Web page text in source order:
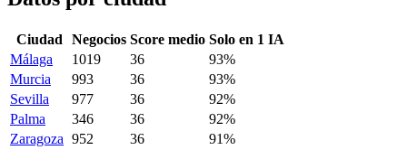
Ciudad Negocios Score medio Solo en 1 IA
Málaga
1019 36
93%
Murcia
993 36
93%
Sevilla
977 36
92%
Palma
346 36
92%
Zaragoza 952 36
91%